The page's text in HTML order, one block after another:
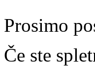
Prosimo
Če ste